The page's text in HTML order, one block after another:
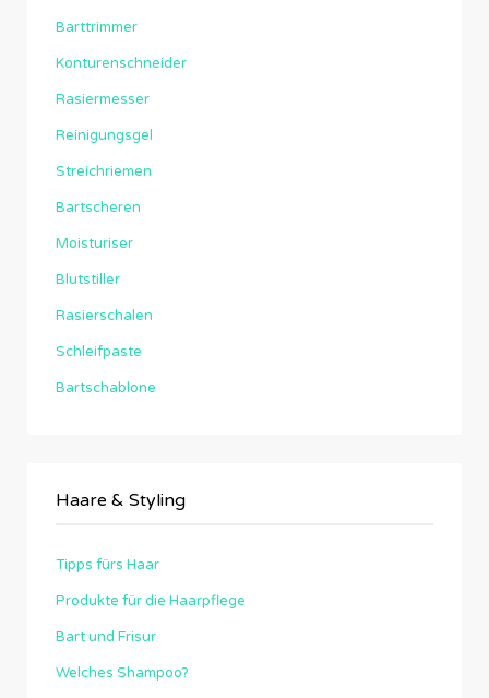
Barttrimmer
Konturenschneider
Rasiermesser
Reinigungsgel
Streichriemen
Bartscheren
Moisturiser
Blutstiller
Rasierschalen
Schleifpaste
Bartschablone
Haare & Styling
Tipps fürs Haar
Produkte für die Haarpflege
Bart und Frisur
Welches Shampoo?